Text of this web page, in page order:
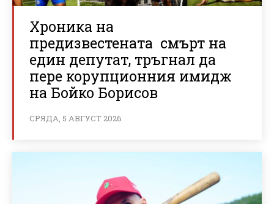
Хроника на
предизвестената смърт на
един депутат, тръгнал да
пере корупционния имидж
на Бойко Борисов
СРЯДА, 5 АВГУСТ 2026